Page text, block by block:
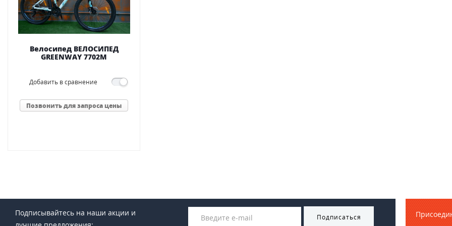
Велосипед ВЕЛОСИПЕД
GREENWAY 7702M
Добавить в сравнение
Позвонить для запроса цены
Подписывайтесь на наши акции и
Подписаться